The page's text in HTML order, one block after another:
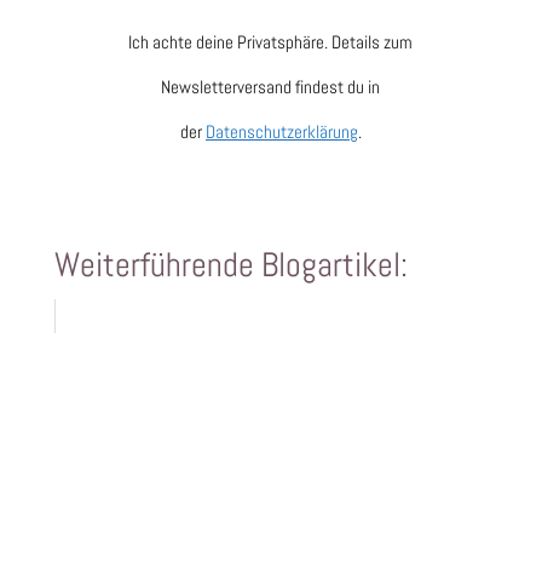
Ich achte deine Privatsphäre. Details zum
Newsletterversand findest du in
der Datenschutzerklärung.
Weiterführende Blogartikel: